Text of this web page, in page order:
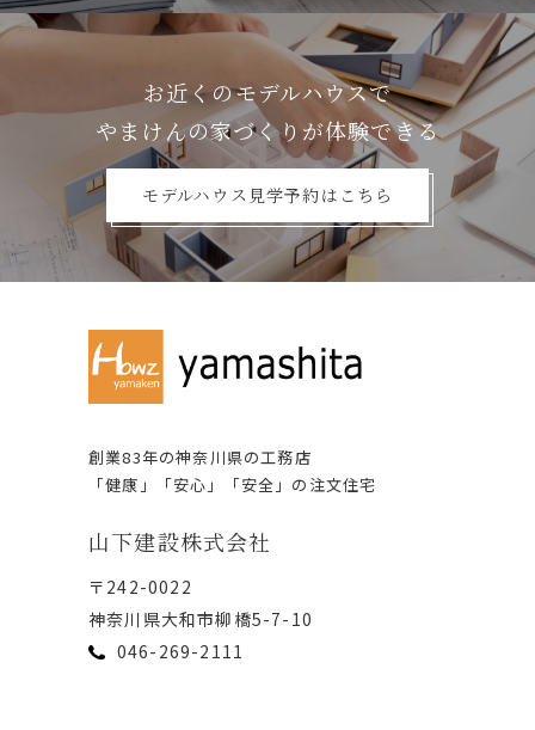
お近くのモデルハウスで
やまけんの家づくりが体験できる
モデルハウス見学予約はこちら
創業83年の神奈川県の⼯務店
「健康」「安⼼」「安全」の注⽂住宅
⼭下建設株式会社
〒242-0022
神奈川県⼤和市柳橋5-7-10
046-269-2111